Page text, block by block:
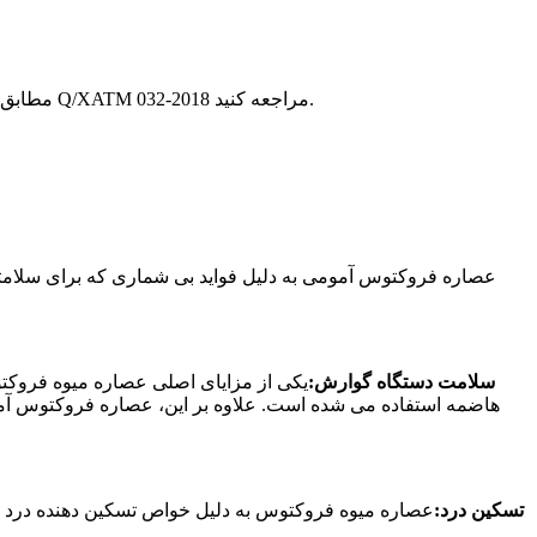
مطابق با روش تعیین شده در "تعیین کل ساپونین در غذای سالم" مشخصات فنی بازرسی و ارزیابی غذای سالم (2003) است. به استاندارد سازمانی Q/XATM 032-2018 مراجعه کنید.
عصاره فروکتوس آمومی به دلیل فواید بی شماری که برای
سلامت دستگاه گوارش:یکی از مزایای اصلی عصاره میوه
هاضمه استفاده می شده است. علاوه بر این، عصاره فروکتوس
تسکین درد:عصاره میوه فروکتوس به دلیل خواص تسکین دهنده